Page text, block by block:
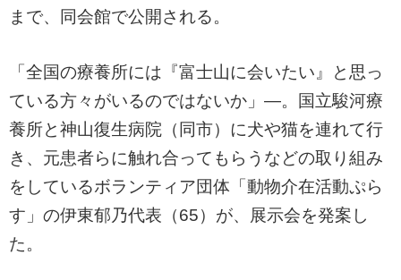
まで、同会館で公開される。
「全国の療養所には『富士山に会いたい』と思っ
ている方々がいるのではないか」―。国立駿河療
養所と神山復生病院（同市）に犬や猫を連れて行
き、元患者らに触れ合ってもらうなどの取り組み
をしているボランティア団体「動物介在活動ぷら
す」の伊東郁乃代表（65）が、展示会を発案し
た。